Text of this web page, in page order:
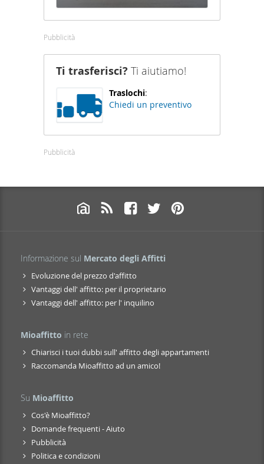
Pubblicità
Ti trasferisci? Ti aiutiamo!
Traslochi:
Chiedi un preventivo
Pubblicità
Informazione sul Mercato degli Affitti
Evoluzione del prezzo d'affitto
Vantaggi dell' affitto: per il proprietario
Vantaggi dell' affitto: per l' inquilino
Mioaffitto in rete
Chiarisci i tuoi dubbi sull' affitto degli appartamenti
Raccomanda Mioaffitto ad un amico!
Su Mioaffitto
Cos'è Mioaffitto?
Domande frequenti - Aiuto
Pubblicità
Politica e condizioni